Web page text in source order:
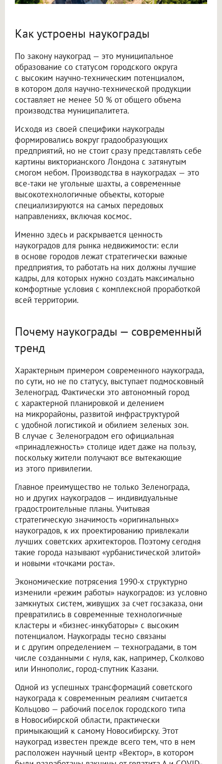
Как устроены наукограды
По закону наукоград — это муниципальное
образование со статусом городского округа
с высоким научно-техническим потенциалом,
в котором доля научно-технической продукции
составляет не менее 50 % от общего объема
производства муниципалитета.
Исходя из своей специфики наукограды
формировались вокруг градообразующих
предприятий, но не стоит сразу представлять себе
картины викторианского Лондона с затянутым
смогом небом. Производства в наукоградах — это
все-таки не угольные шахты, а современные
высокотехнологичные объекты, которые
специализируются на самых передовых
направлениях, включая космос.
Именно здесь и раскрывается ценность
наукоградов для рынка недвижимости: если
в основе городов лежат стратегически важные
предприятия, то работать на них должны лучшие
кадры, для которых нужно создать максимально
комфортные условия с комплексной проработкой
всей территории.
Почему наукограды — современный
тренд
Характерным примером современного наукограда,
по сути, но не по статусу, выступает подмосковный
Зеленоград. Фактически это автономный город
с характерной планировкой и делением
на микрорайоны, развитой инфраструктурой
с удобной логистикой и обилием зеленых зон.
В случае с Зеленоградом его официальная
«принадлежность» столице идет даже на пользу,
поскольку жители получают все вытекающие
из этого привилегии.
Главное преимущество не только Зеленограда,
но и других наукоградов — индивидуальные
градостроительные планы. Учитывая
стратегическую значимость «оригинальных»
наукоградов, к их проектированию привлекали
лучших советских архитекторов. Поэтому сегодня
такие города называют «урбанистической элитой»
и новыми «точками роста».
Экономические потрясения 1990-х структурно
изменили «режим работы» наукоградов: из условно
замкнутых систем, живущих за счет госзаказа, они
превратились в современные технологичные
кластеры и «бизнес-инкубаторы» с высоким
потенциалом. Наукограды тесно связаны
и с другим определением — техноградами, в том
числе созданными с нуля, как, например, Сколково
или Иннополис, город-спутник Казани.
Одной из успешных трансформаций советского
наукограда к современным реалиям считается
Кольцово — рабочий поселок городского типа
в Новосибирской области, практически
примыкающий к самому Новосибирску. Этот
наукоград известен прежде всего тем, что в нем
расположен научный центр «Вектор», в котором